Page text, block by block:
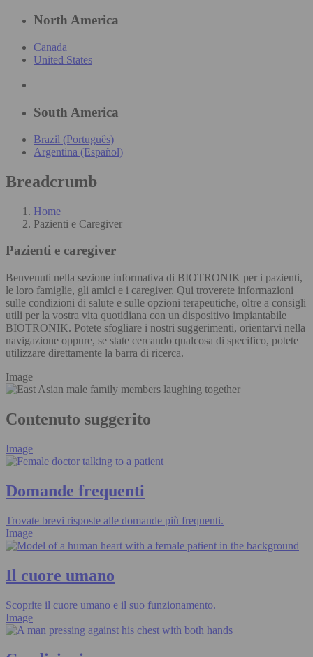
North America
Canada
United States
South America
Brazil (Português)
Argentina (Español)
Breadcrumb
Home
Pazienti e Caregiver
Pazienti e caregiver
Benvenuti nella sezione informativa di BIOTRONIK per i pazienti,
le loro famiglie, gli amici e i caregiver. Qui troverete informazioni
sulle condizioni di salute e sulle opzioni terapeutiche, oltre a consigli
utili per la vostra vita quotidiana con un dispositivo impiantabile
BIOTRONIK. Potete sfogliare i nostri suggerimenti, orientarvi nella
navigazione oppure, se state cercando qualcosa di specifico, potete
utilizzare direttamente la barra di ricerca.
Image
Contenuto suggerito
Image
Domande frequenti
Trovate brevi risposte alle domande più frequenti.
Image
Il cuore umano
Scoprite il cuore umano e il suo funzionamento.
Image